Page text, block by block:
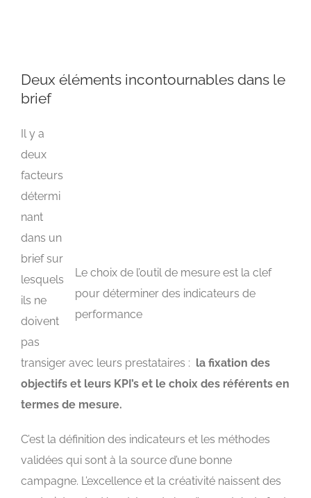
Deux éléments incontournables dans le
brief
Le choix de l’outil de mesure est la clef
pour déterminer des indicateurs de
performance
Il y a
deux
facteurs
détermi
nant
dans un
brief sur
lesquels
ils ne
doivent
pas
transiger avec leurs prestataires : la fixation des
objectifs et leurs KPI’s et le choix des référents en
termes de mesure.
C’est la définition des indicateurs et les méthodes
validées qui sont à la source d’une bonne
campagne. L’excellence et la créativité naissent des